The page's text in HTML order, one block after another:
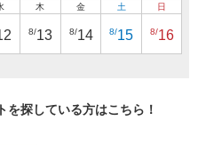
木
8/13
金
8/14
土
8/15
日
8/16
探している方はこちら！